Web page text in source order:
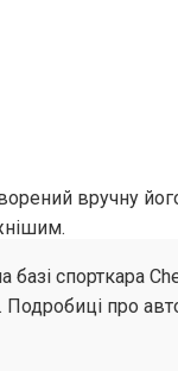
вручну
базі спорткара
про